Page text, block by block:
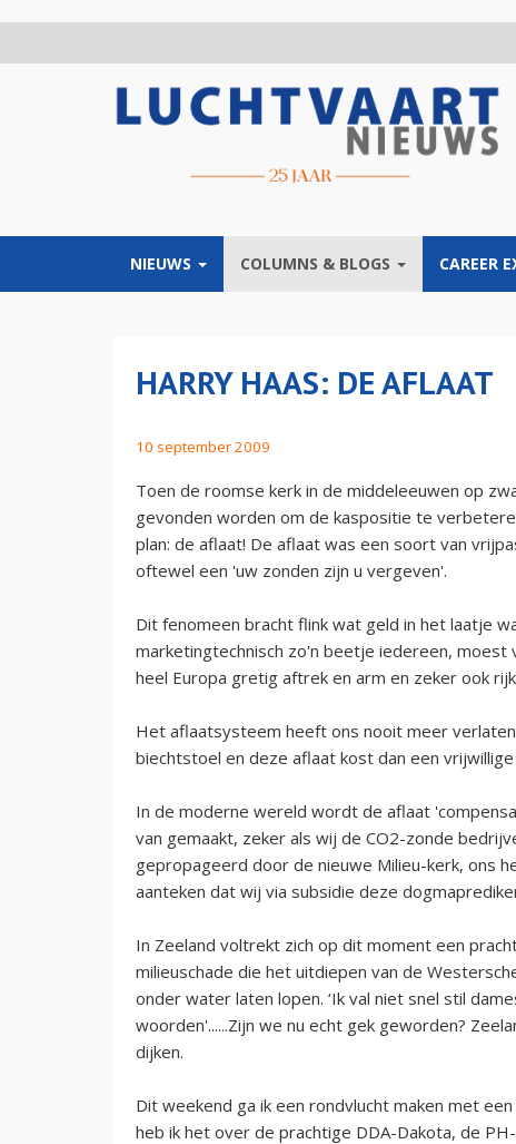
NIEUWS COLUMNS & BLOGS CAREER
HARRY HAAS: DE AFLAAT
10 september 2009
Toen de roomse kerk in de middeleeuwen op
gevonden worden om de kaspositie te
plan: de aflaat! De aflaat was een soort van
oftewel een 'uw zonden zijn u vergeven'.
Dit fenomeen bracht flink wat geld in het laatje
marketingtechnisch zo'n beetje iedereen,
heel Europa gretig aftrek en arm en zeker ook
Het aflaatsysteem heeft ons nooit meer
biechtstoel en deze aflaat kost dan een
In de moderne wereld wordt de aflaat
van gemaakt, zeker als wij de CO2-zonde
gepropageerd door de nieuwe Milieu-kerk, ons
aanteken dat wij via subsidie deze
In Zeeland voltrekt zich op dit moment een
milieuschade die het uitdiepen van de
onder water laten lopen. ‘Ik val niet snel stil
woorden'......Zijn we nu echt gek geworden?
dijken.
Dit weekend ga ik een rondvlucht maken met
heb ik het over de prachtige DDA-Dakota, de